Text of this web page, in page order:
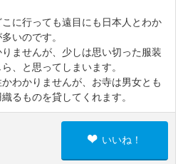
に行っても遠目にも日本人とわか
いのです。
ませんが、少しは思い切った服装
、と思ってしまいます。
わかりませんが、お寺は男女とも
るものを貸してくれます。
いいね！